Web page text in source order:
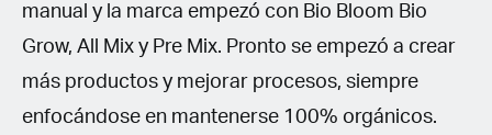
manual y la marca empezó con Bio Bloom Bio
Grow, All Mix y Pre Mix. Pronto se empezó a crear
más productos y mejorar procesos, siempre
enfocándose en mantenerse 100% orgánicos.